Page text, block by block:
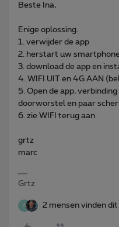
Beste Ina,
Enige oplossing.
1. verwijder de app
2. herstart uw
3. download de app en
4. WIFI UIT en 4G AAN
5. Open de app,
doorworstel en paar
6. zie WIFI terug aan
grtz
marc
Grtz
W 2 mensen vinden